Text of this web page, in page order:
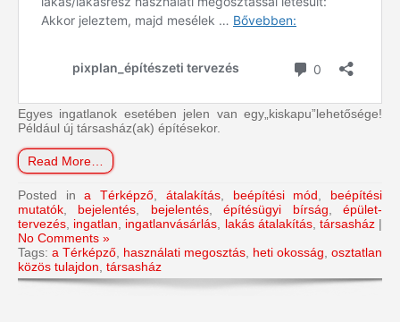
Egyes ingatlanok esetében jelen van egy„kiskapu”lehetősége!
Például új társasház(ak) építésekor.
Read More…
Posted ina Térképző átalakítás, beépítési mód
beépítési
mutatók
bejelentés bejelentés,építésügyi bírság ,épület-
tervezés ingatlan ingatlanvásárlás lakás átalakítás, társasház|
No Comments »
Tags: a Térképző használati megosztás heti okosság osztatlan
közös tulajdon társasház